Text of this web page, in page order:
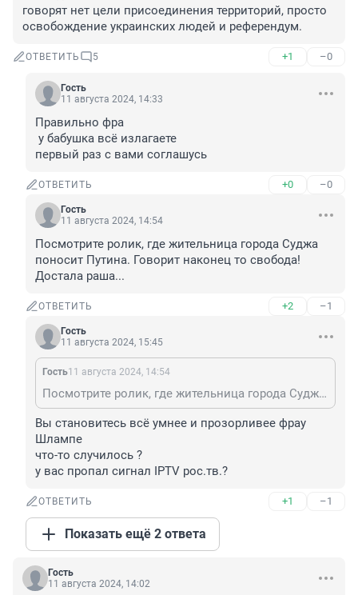
говорят нет цели присоединения территорий, просто
освобождение украинских людей и референдум.
ОТВЕТИТЬ 5 +1 –0
Гость
11 августа 2024, 14:33
Правильно фра
у бабушка всё излагаете
первый раз с вами соглашусь
ОТВЕТИТЬ +0 –0
Гость
11 августа 2024, 14:54
Посмотрите ролик, где жительница города Суджа
поносит Путина. Говорит наконец то свобода!
Достала раша...
ОТВЕТИТЬ +2 –1
Гость
11 августа 2024, 15:45
Гость11 августа 2024, 14:54
Посмотрите ролик, где жительница города Суджа поносит Путина. Говорит наконец то свобода! Достала раша...
Вы становитесь всё умнее и прозорливее фрау
Шлампе
что-то случилось ?
у вас пропал сигнал IPTV рос.тв.?
ОТВЕТИТЬ +1 –1
Показать ещё 2 ответа
Гость
11 августа 2024, 14:02